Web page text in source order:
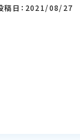
稿日 2021/08/27